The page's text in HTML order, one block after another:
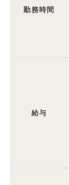
勤務時間
給与